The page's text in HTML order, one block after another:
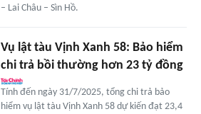
– Lai Châu – Sìn Hồ.
Vụ lật tàu Vịnh Xanh 58: Bảo hiểm
chi trả bồi thường hơn 23 tỷ đồng
Tính đến ngày 31/7/2025, tổng chi trả bảo
hiểm vụ lật tàu Vịnh Xanh 58 dự kiến đạt 23,4